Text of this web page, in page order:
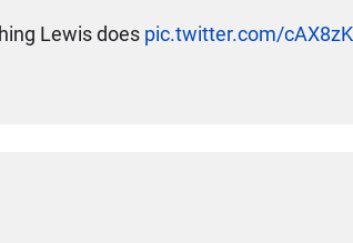
Lewis does pic.twitter.com/